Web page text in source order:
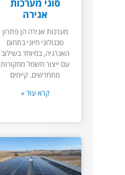
סוגי מערכות
אגירה
מערכות אגירה הן פתרון
טכנולוגי חיוני בתחום
האנרגיה, במיוחד בשילוב
עם ייצור חשמל ממקורות
מתחדשים. קיימים
קרא עוד »